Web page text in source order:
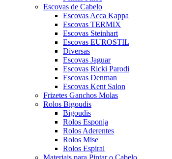
Escovas de Cabelo
Escovas Acca Kappa
Escovas TERMIX
Escovas Steinhart
Escovas EUROSTIL
Diversas
Escovas Jaguar
Escovas Ricki Parodi
Escovas Denman
Escovas Kent Salon
Frizetes Ganchos Molas
Rolos Bigoudis
Bigoudis
Rolos Esponja
Rolos Aderentes
Rolos Mise
Rolos Espiral
Materiais para Pintar o Cabelo